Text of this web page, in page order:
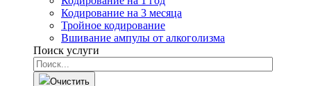
Кодирование на 3 месяца
Тройное кодирование
Вшивание ампулы от алкоголизма
Поиск услуги
Очистить